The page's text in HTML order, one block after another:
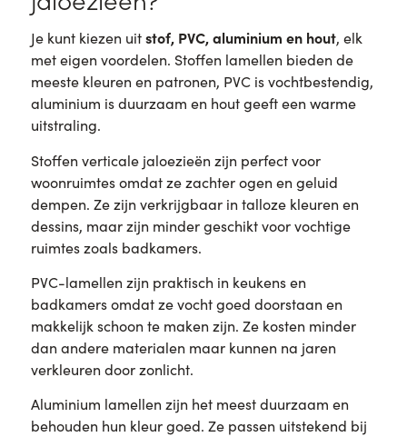
Je kunt kiezen uitstof, PVC, aluminium en hout, elk
met eigen voordelen. Stoffen lamellen bieden de
meeste kleuren en patronen, PVC is vochtbestendig,
aluminium is duurzaam en hout geeft een warme
uitstraling.
Stoffen verticale jaloezieën zijn perfect voor
woonruimtes omdat ze zachter ogen en geluid
dempen. Ze zijn verkrijgbaar in talloze kleuren en
dessins, maar zijn minder geschikt voor vochtige
ruimtes zoals badkamers.
PVC-lamellen zijn praktisch in keukens en
badkamers omdat ze vocht goed doorstaan en
makkelijk schoon te maken zijn. Ze kosten minder
dan andere materialen maar kunnen na jaren
verkleuren door zonlicht.
Aluminium lamellen zijn het meest duurzaam en
behouden hun kleur goed. Ze passen uitstekend bij